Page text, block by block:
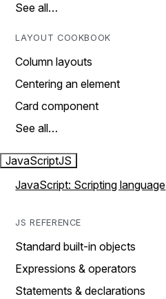
See all…
LAYOUT COOKBOOK
Column layouts
Centering an element
Card component
See all…
JavaScriptJS
JavaScript: Scripting language
JS REFERENCE
Standard built-in objects
Expressions & operators
Statements & declarations